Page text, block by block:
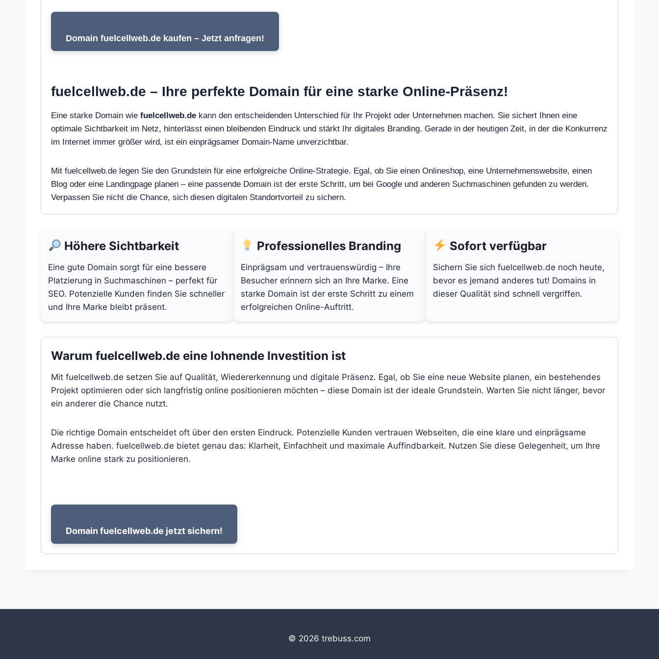
Domain fuelcellweb.de kaufen – Jetzt anfragen!
fuelcellweb.de – Ihre perfekte Domain für eine starke Online-Präsenz!
Eine starke Domain wie fuelcellweb.de kann den entscheidenden Unterschied für Ihr Projekt oder Unternehmen machen. Sie sichert Ihnen eine
optimale Sichtbarkeit im Netz, hinterlässt einen bleibenden Eindruck und stärkt Ihr digitales Branding. Gerade in der heutigen Zeit, in der die Konkurrenz
im Internet immer größer wird, ist ein einprägsamer Domain-Name unverzichtbar.
Mit fuelcellweb.de legen Sie den Grundstein für eine erfolgreiche Online-Strategie. Egal, ob Sie einen Onlineshop, eine Unternehmenswebsite, einen
Blog oder eine Landingpage planen – eine passende Domain ist der erste Schritt, um bei Google und anderen Suchmaschinen gefunden zu werden.
Verpassen Sie nicht die Chance, sich diesen digitalen Standortvorteil zu sichern.
Höhere Sichtbarkeit
Eine gute Domain sorgt für eine bessere
Platzierung in Suchmaschinen – perfekt für
SEO. Potenzielle Kunden finden Sie schneller
und Ihre Marke bleibt präsent.
Professionelles Branding
Einprägsam und vertrauenswürdig – Ihre
Besucher erinnern sich an Ihre Marke. Eine
starke Domain ist der erste Schritt zu einem
erfolgreichen Online-Auftritt.
Sofort verfügbar
Sichern Sie sich fuelcellweb.de noch heute,
bevor es jemand anderes tut! Domains in
dieser Qualität sind schnell vergriffen.
Warum fuelcellweb.de eine lohnende Investition ist
Mit fuelcellweb.de setzen Sie auf Qualität, Wiedererkennung und digitale Präsenz. Egal, ob Sie eine neue Website planen, ein bestehendes
Projekt optimieren oder sich langfristig online positionieren möchten – diese Domain ist der ideale Grundstein. Warten Sie nicht länger, bevor
ein anderer die Chance nutzt.
Die richtige Domain entscheidet oft über den ersten Eindruck. Potenzielle Kunden vertrauen Webseiten, die eine klare und einprägsame
Adresse haben. fuelcellweb.de bietet genau das: Klarheit, Einfachheit und maximale Auffindbarkeit. Nutzen Sie diese Gelegenheit, um Ihre
Marke online stark zu positionieren.
Domain fuelcellweb.de jetzt sichern!
© 2026 trebuss.com